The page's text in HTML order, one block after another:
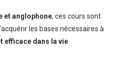
et anglophone, ces cours sont
les bases nécessaires à
efficace dans la vie